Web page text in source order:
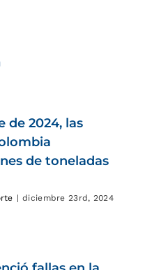
de 2024, las
de toneladas
| diciembre 23rd, 2024